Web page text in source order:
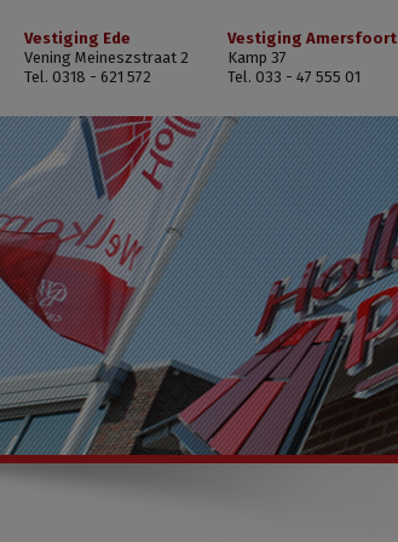
Vestiging Ede
Vening Meineszstraat 2
Tel. 0318 - 621 572
Vestiging Amersfoort
Kamp 37
Tel. 033 - 47 555 01